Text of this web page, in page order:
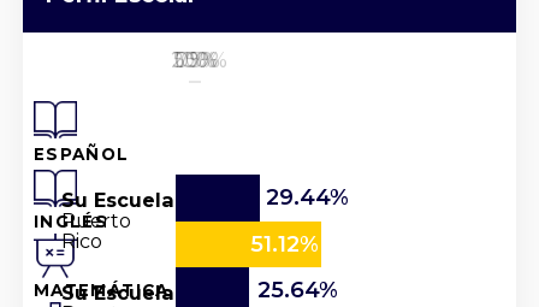
ESPAÑOL
INGLÉS
MATEMÁTICA
Su Escuela
Puerto
Rico
29.44%
51.12%
Su Escuela
25.64%
0%
25%
50%
75%
100%